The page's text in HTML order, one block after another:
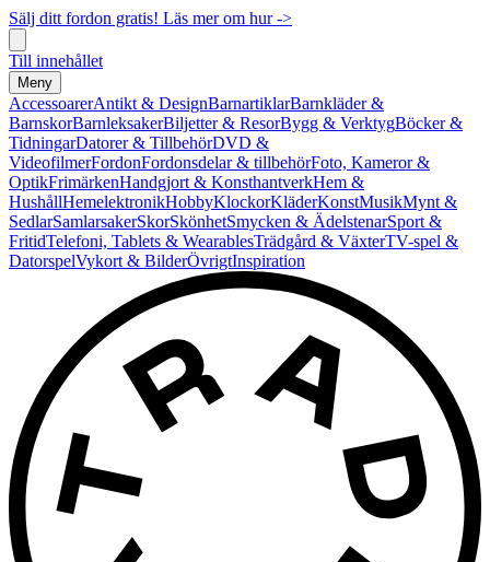
Sälj ditt fordon gratis! Läs mer om hur ->
Till innehållet
Meny
AccessoarerAntikt & DesignBarnartiklarBarnkläder &
BarnskorBarnleksakerBiljetter & ResorBygg & VerktygBöcker &
TidningarDatorer & TillbehörDVD &
VideofilmerFordonFordonsdelar & tillbehörFoto, Kameror &
OptikFrimärkenHandgjort & KonsthantverkHem &
HushållHemelektronikHobbyKlockorKläderKonstMusikMynt &
SedlarSamlarsakerSkorSkönhetSmycken & ÄdelstenarSport &
FritidTelefoni, Tablets & WearablesTrädgård & VäxterTV-spel &
DatorspelVykort & BilderÖvrigtInspiration